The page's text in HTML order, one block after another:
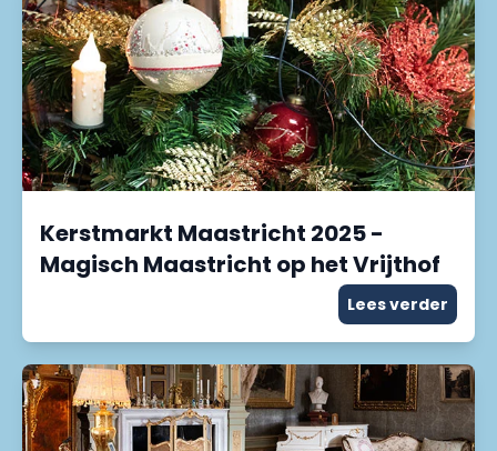
Kerstmarkt Maastricht 2025 -
Magisch Maastricht op het Vrijthof
Lees verder